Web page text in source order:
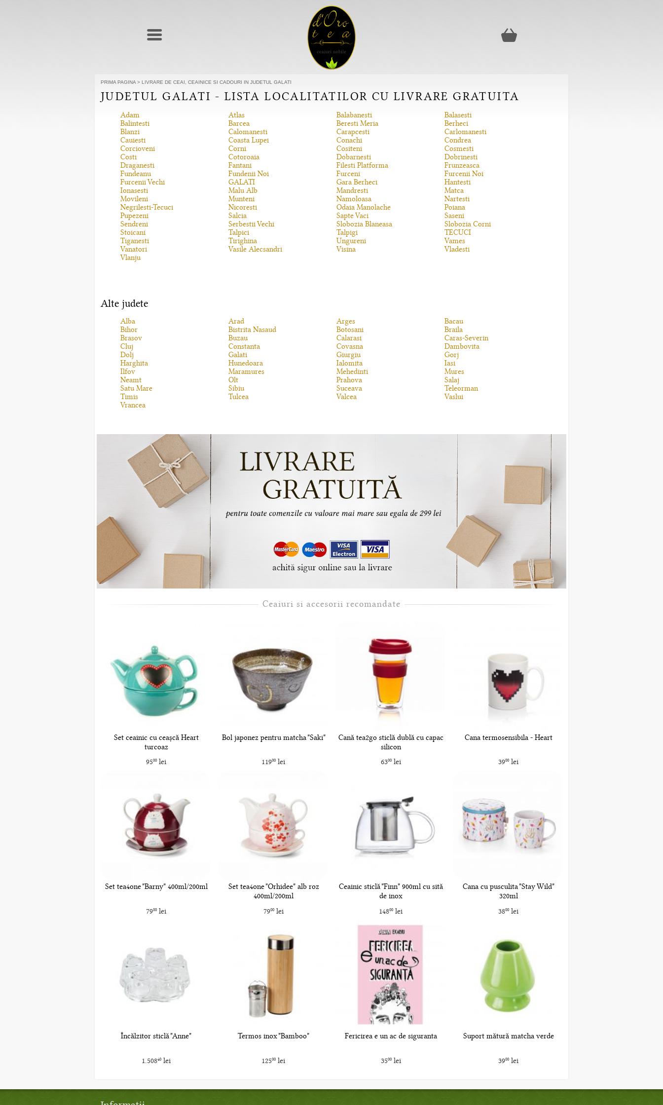
PRIMA PAGINA > LIVRARE DE CEAI, CEAINICE SI CADOURI IN JUDETUL GALATI
JUDETUL GALATI - LISTA LOCALITATILOR CU LIVRARE GRATUITA
Adam Atlas Balabanesti
Balasesti
Balintesti
Barcea Beresti Meria
Berheci
Blanzi
Calomanesti Carapcesti
Carlomanesti
Cauiesti
Coasta Lupei Conachi
Condrea
Corcioveni
Corni Cositeni
Cosmesti
Costi
Cotoroaia Dobarnesti
Dobrinesti
Draganesti
Fantani Filesti Platforma
Frunzeasca
Fundeanu
Fundenii Noi Furceni
Furcenii Noi
Furcenii Vechi
GALATI Gara Berheci
Hantesti
Ionasesti
Malu Alb Mandresti
Matca
Movileni
Munteni Namoloasa
Nartesti
Negrilesti-Tecuci
Nicoresti Odaia Manolache
Poiana
Pupezeni
Salcia Sapte Vaci
Saseni
Sendreni
Serbestii Vechi Slobozia Blaneasa
Slobozia Corni
Stoicani
Talpici Talpigi
TECUCI
Tiganesti
Tirighina Ungureni
Vames
Vanatori
Vasile Alecsandri Visina
Vladesti
Vlanju
Alte judete
Alba Arad Arges
Bacau
Bihor
Bistrita Nasaud Botosani
Braila
Brasov
Buzau Calarasi
Caras-Severin
Cluj
Constanta Covasna
Dambovita
Dolj
Galati Giurgiu
Gorj
Harghita
Hunedoara Ialomita
Iasi
Ilfov
Maramures Mehedinti
Mures
Neamt
Olt Prahova
Salaj
Satu Mare
Sibiu Suceava
Teleorman
Timis
Tulcea Valcea
Vaslui
Vrancea
Ceaiuri si accesorii recomandate
Set ceainic cu ceașcă Heart
turcoaz
9500lei
Bol japonez pentru matcha "Saki"
11900 lei
Cană tea2go sticlă dublă cu capac
silicon
6300lei
Cana termosensibila - Heart
3900lei
Set tea4one "Barny" 400ml/200ml
7900lei
Set tea4one "Orhidee" alb roz
400ml/200ml
7900lei
Ceainic sticlă "Finn" 900ml cu sită
de inox
14800 lei
Cana cu pusculita "Stay Wild"
320ml
3800lei
Încălzitor sticlă "Anne"
1.50840lei
Termos inox "Bamboo"
12500 lei
Fericirea e un ac de siguranta
3500lei
Suport mătură matcha verde
3900lei